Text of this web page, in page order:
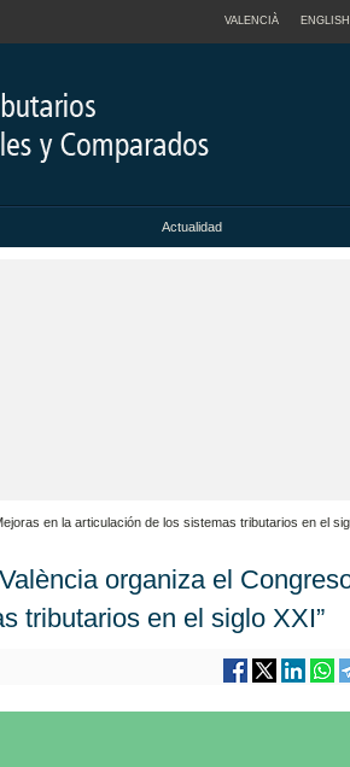
VALENCIÀ ENGLISH
Actualidad
en la articulación de los sistemas tributarios en el
organiza el
tributarios en el siglo XXI”